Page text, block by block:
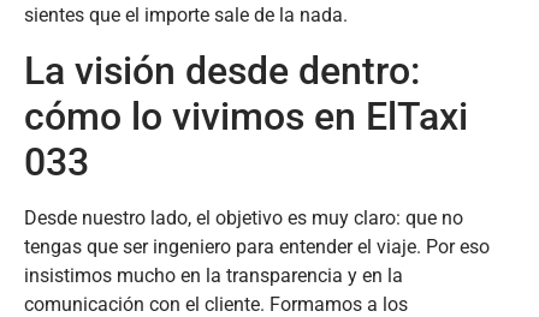
sientes que el importe sale de la nada.
La visión desde dentro:
cómo lo vivimos en ElTaxi
033
Desde nuestro lado, el objetivo es muy claro: que no
tengas que ser ingeniero para entender el viaje. Por eso
insistimos mucho en la transparencia y en la
comunicación con el cliente. Formamos a los